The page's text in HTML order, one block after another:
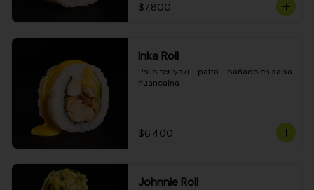
$7.800
Inka Roll
Pollo teriyaki - palta - bañado en salsa
huancaína
$6.400
Johnnie Roll